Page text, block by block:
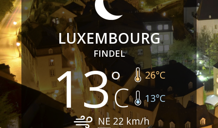
LUXEMBOURG
FINDEL
13 26°C
13°C
NE 22 km/h